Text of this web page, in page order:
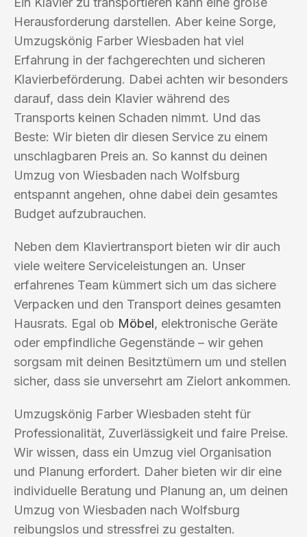
Herausforderung darstellen. Aber keine Sorge,
Umzugskönig Farber Wiesbaden hat viel
Erfahrung in der fachgerechten und sicheren
Klavierbeförderung. Dabei achten wir besonders
darauf, dass dein Klavier während des
Transports keinen Schaden nimmt. Und das
Beste: Wir bieten dir diesen Service zu einem
unschlagbaren Preis an. So kannst du deinen
Umzug von Wiesbaden nach Wolfsburg
entspannt angehen, ohne dabei dein gesamtes
Budget aufzubrauchen.
Neben dem Klaviertransport bieten wir dir auch
viele weitere Serviceleistungen an. Unser
erfahrenes Team kümmert sich um das sichere
Verpacken und den Transport deines gesamten
Hausrats. Egal ob Möbel, elektronische Geräte
oder empfindliche Gegenstände – wir gehen
sorgsam mit deinen Besitztümern um und stellen
sicher, dass sie unversehrt am Zielort ankommen.
Umzugskönig Farber Wiesbaden steht für
Professionalität, Zuverlässigkeit und faire Preise.
Wir wissen, dass ein Umzug viel Organisation
und Planung erfordert. Daher bieten wir dir eine
individuelle Beratung und Planung an, um deinen
Umzug von Wiesbaden nach Wolfsburg
reibungslos und stressfrei zu gestalten.